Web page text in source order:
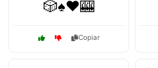
🎲♠️♥️🎰
Copiar